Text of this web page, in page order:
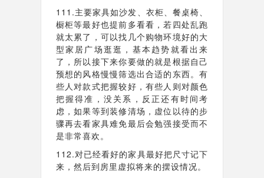
111.主要家具如沙发、衣柜、餐桌椅、
橱柜等最好也提前多看看，若四处乱跑
就太累了，可以找几个购物环境好的大
型家居广场逛逛，基本趋势就看出来
了，所以接下来你要做的就是根据自己
预想的风格慢慢筛选出合适的东西。有
些人对款式把握较好，有些人则对颜色
把握得准，没关系，反正还有时间考
虑，如果等到装修清场，虚位以待的步
骤再去看家具难免最后会勉强接受而不
是非常喜欢。
112.对已经看好的家具最好把尺寸记下
来，然后到房里虚拟将来的摆设情况。